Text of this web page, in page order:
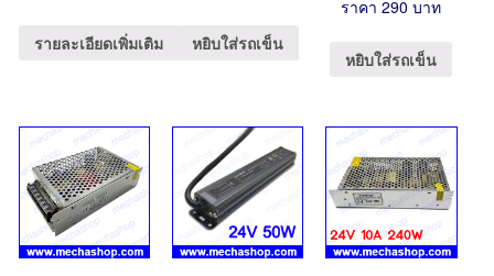
รายละเอียดเพิ่มเติม หยิบใส่รถเข็น
ราคา 290 บาท
หยิบใส่รถเข็น